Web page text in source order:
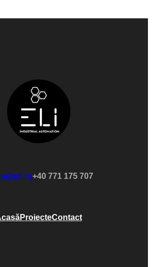
+40 771 175 707
ProiecteContact